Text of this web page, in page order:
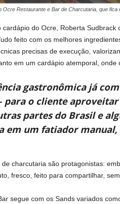
Ocre Restaurante e Bar de Charcutaria, que fica
cardápio do Ocre, Roberta
feito com os melhores
precisas de execução,
em um cardápio atemporal,
gastronômica já
para o cliente
partes do Brasil e
em um fatiador manual,
de charcutaria são protagonistas:
fresco, feito para compartilhar,
segue com os Sands variados